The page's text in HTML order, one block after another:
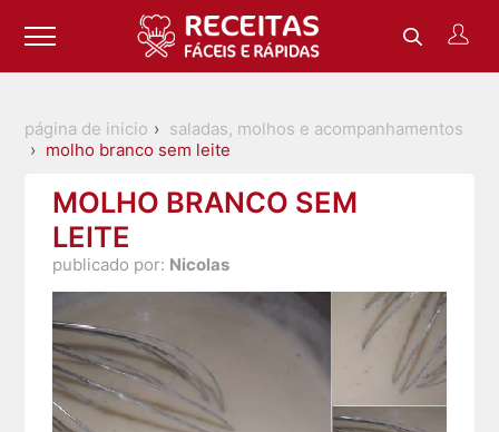
página de inicio
saladas, molhos e acompanhamentos
molho branco sem leite
MOLHO BRANCO SEM
LEITE
publicado por: Nicolas